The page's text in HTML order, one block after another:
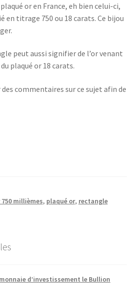
or en France, eh bien celui-ci,
en titrage 750 ou 18 carats. Ce bijou
peut aussi signifier de l’or venant
plaqué or 18 carats.
commentaires sur ce sujet afin de
750 millièmes, plaqué or, rectangle
d’investissement le Bullion